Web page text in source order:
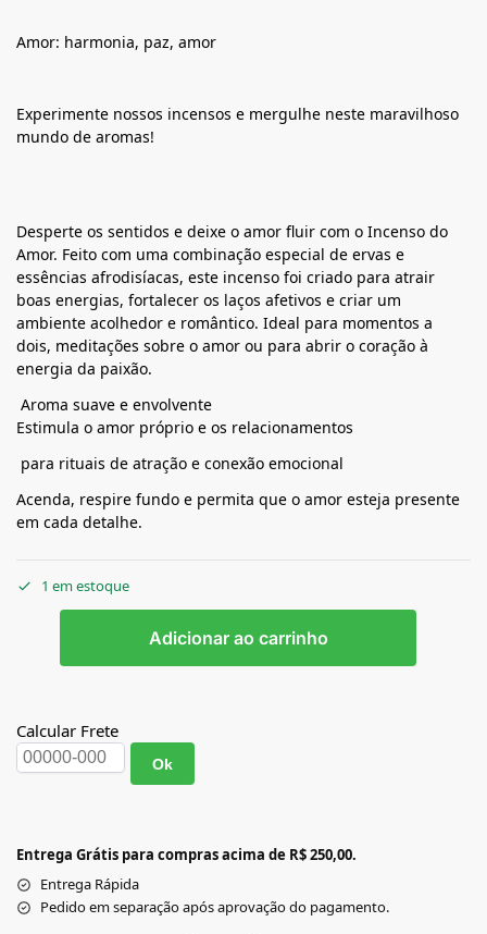
Amor: harmonia, paz, amor
Experimente nossos incensos e mergulhe neste maravilhoso
mundo de aromas!
Desperte os sentidos e deixe o amor fluir com o Incenso do
Amor. Feito com uma combinação especial de ervas e
essências afrodisíacas, este incenso foi criado para atrair
boas energias, fortalecer os laços afetivos e criar um
ambiente acolhedor e romântico. Ideal para momentos a
dois, meditações sobre o amor ou para abrir o coração à
energia da paixão.
Aroma suave e envolvente
Estimula o amor próprio e os relacionamentos
para rituais de atração e conexão emocional
Acenda, respire fundo e permita que o amor esteja presente
em cada detalhe.
1 em estoque
Adicionar ao carrinho
Calcular Frete
Ok
Entrega Grátis para compras acima de R$ 250,00.
Entrega Rápida
Pedido em separação após aprovação do pagamento.